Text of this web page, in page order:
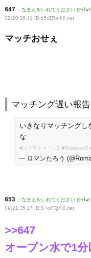
647 : なまえをいれてください (ﾜｯﾁ
09:20:36.41 ID:d5cZRoIh0 .net
マッチおせぇ
マッチング遅い報
いきなりマッチングし
な
#スプラトゥーン3 #Splatoon3
— ロマンたろう
653 : なまえをいれてください (ﾜｯﾁ
09:21:35.17 ID:S+orFQ4I0 .net
>>647
オープン水で1